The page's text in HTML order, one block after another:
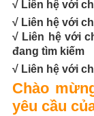
√ Liên hệ với
√ Liên hệ với
√ Liên hệ với
đang tìm kiếm
√ Liên hệ với
Chào
yêu cầu